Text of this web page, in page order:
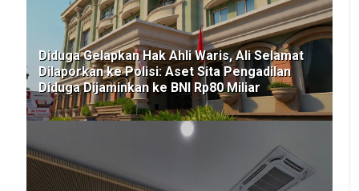
Diduga Gelapkan Hak Ahli Waris, Ali Selamat
Dilaporkan ke Polisi: Aset Sita Pengadilan
Diduga Dijaminkan ke BNI Rp80 Miliar